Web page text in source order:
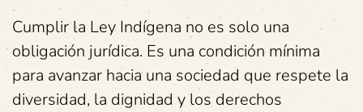
Cumplir la Ley Indígena no es solo una
obligación jurídica. Es una condición mínima
para avanzar hacia una sociedad que respete la
diversidad, la dignidad y los derechos